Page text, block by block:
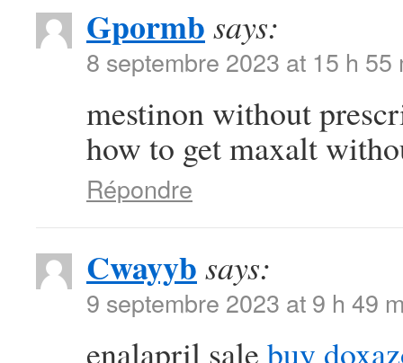
Gpormb says:
8 septembre 2023 at 15 h 55
mestinon without
how to get maxalt
Répondre
Cwayyb says:
9 septembre 2023 at 9 h 49
enalapril sale buy